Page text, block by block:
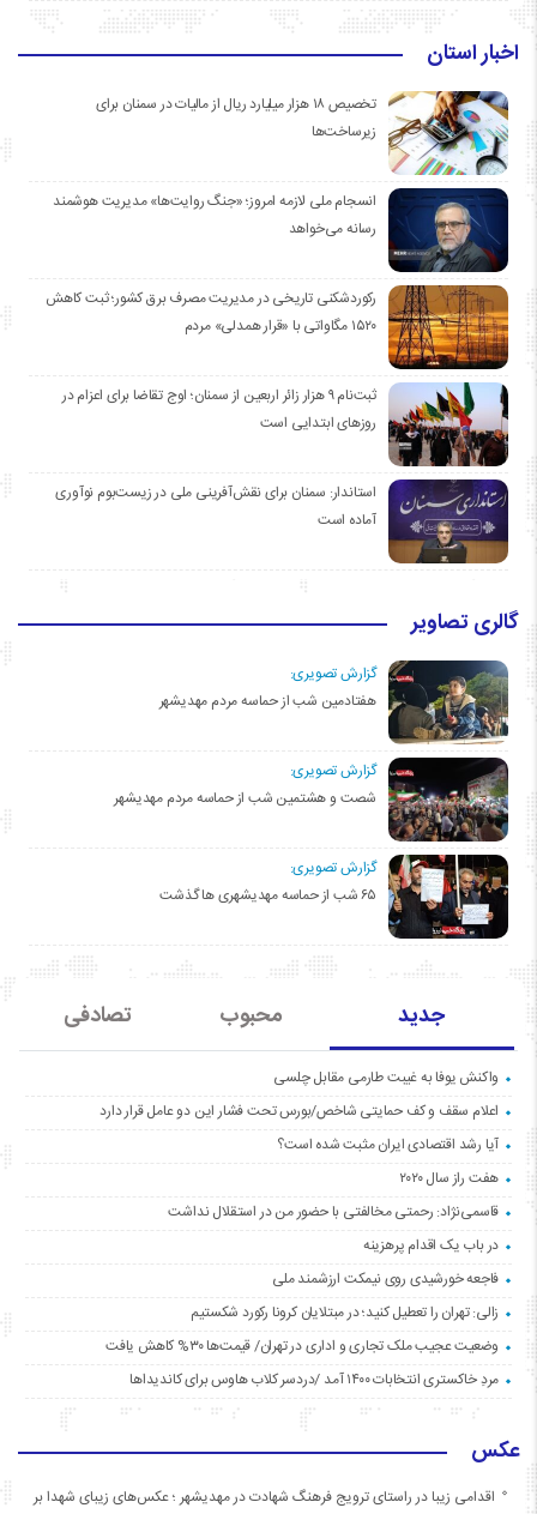
اخبار استان
تخصیص ۱۸ هزار میلیارد ریال از مالیات در سمنان برای
زیرساخت‌ها
انسجام ملی لازمه امروز؛ «جنگ روایت‌ها» مدیریت هوشمند
رسانه می‌خواهد
رکوردشکنی تاریخی در مدیریت مصرف برق کشور؛ ثبت کاهش
۱۵۲۰ مگاواتی با «قرار همدلی» مردم
ثبت‌نام ۹ هزار زائر اربعین از سمنان؛ اوج تقاضا برای اعزام در
روزهای ابتدایی است
استاندار: سمنان برای نقش‌آفرینی ملی در زیست‌بوم نوآوری
آماده است
گالری تصاویر
گزارش تصویری:
هفتادمین شب از حماسه مردم مهدیشهر
گزارش تصویری:
شصت و هشتمین شب از حماسه مردم مهدیشهر
گزارش تصویری:
۶۵ شب از حماسه مهدیشهری ها گذشت
جدید محبوب تصادفی
واکنش یوفا به غیبت طارمی مقابل چلسی
اعلام سقف و کف حمایتی شاخص/بورس تحت فشار این دو عامل قرار دارد
آیا رشد اقتصادی ایران مثبت شده است؟
هفت راز سال ۲۰۲۰
قاسمی‌نژاد: رحمتی مخالفتی با حضور من در استقلال نداشت
در باب یک اقدام پرهزینه
فاجعه خورشیدی روی نیمکت ارزشمند ملی
زالی: تهران را تعطیل کنید؛ در مبتلایان کرونا رکورد شکستیم
وضعیت عجیب ملک تجاری و اداری در تهران/ قیمت‌ها ۳۰% کاهش یافت
مردِ خاکستری انتخابات ۱۴۰۰ آمد /دردسر کلاب هاوس برای کاندیداها
عکس
اقدامی زیبا در راستای ترویج فرهنگ شهادت در مهدیشهر ؛ عکس‌های زیبای شهدا بر